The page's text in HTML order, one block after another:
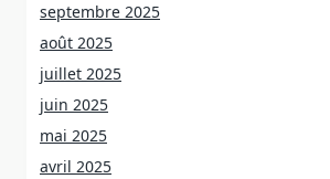
septembre 2025
août 2025
juillet 2025
juin 2025
mai 2025
avril 2025